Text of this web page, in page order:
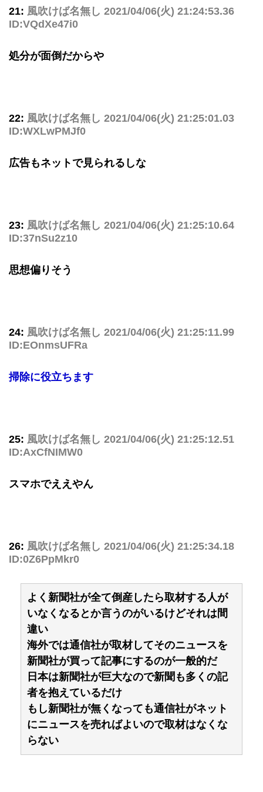
21: 風吹けば名無し 2021/04/06(火) 21:24:53.36
ID:VQdXe47i0
処分が面倒だからや
22: 風吹けば名無し 2021/04/06(火) 21:25:01.03
ID:WXLwPMJf0
広告もネットで見られるしな
23: 風吹けば名無し 2021/04/06(火) 21:25:10.64
ID:37nSu2z10
思想偏りそう
24: 風吹けば名無し 2021/04/06(火) 21:25:11.99
ID:EOnmsUFRa
掃除に役立ちます
25: 風吹けば名無し 2021/04/06(火) 21:25:12.51
ID:AxCfNIMW0
スマホでええやん
26: 風吹けば名無し 2021/04/06(火) 21:25:34.18
ID:0Z6PpMkr0
よく新聞社が全て倒産したら取材する人が
いなくなるとか言うのがいるけどそれは間
違い
海外では通信社が取材してそのニュースを
新聞社が買って記事にするのが一般的だ
日本は新聞社が巨大なので新聞も多くの記
者を抱えているだけ
もし新聞社が無くなっても通信社がネット
にニュースを売ればよいので取材はなくな
らない